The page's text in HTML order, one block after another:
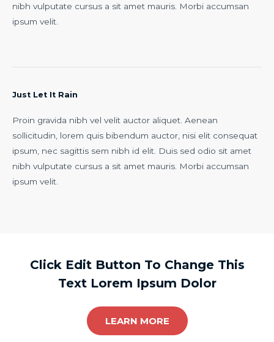
nibh vulputate cursus a sit amet mauris. Morbi accumsan
ipsum velit.
Just Let It Rain
Proin gravida nibh vel velit auctor aliquet. Aenean
sollicitudin, lorem quis bibendum auctor, nisi elit consequat
ipsum, nec sagittis sem nibh id elit. Duis sed odio sit amet
nibh vulputate cursus a sit amet mauris. Morbi accumsan
ipsum velit.
Click Edit Button To Change This
Text Lorem Ipsum Dolor
LEARN MORE